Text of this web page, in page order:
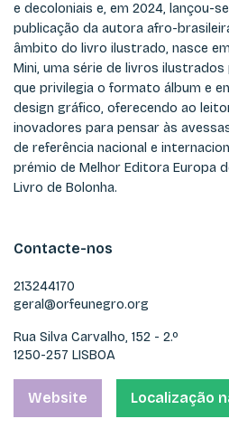
e decoloniais e, em 2024, lançou-
publicação da autora afro-
âmbito do livro ilustrado, nasce
Mini, uma série de livros
que privilegia o formato álbum e
design gráfico, oferecendo ao
inovadores para pensar às
de referência nacional e
prémio de Melhor Editora Europa
Livro de Bolonha.
Contacte-nos
213244170
geral@orfeunegro.org
Rua Silva Carvalho, 152 - 2.º
1250-257 LISBOA
Website Localização